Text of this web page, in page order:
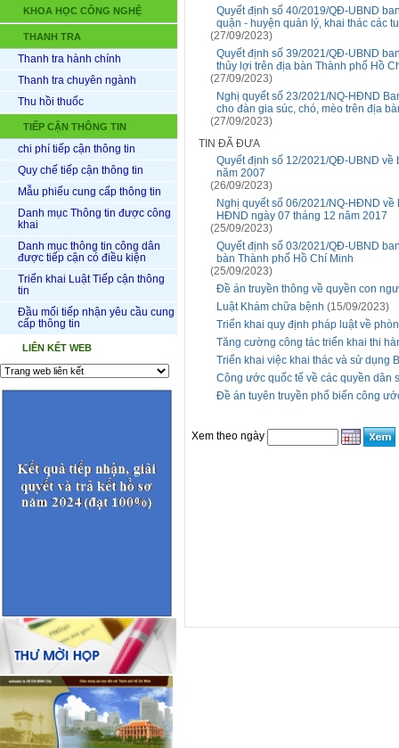
KHOA HỌC CÔNG NGHỆ
THANH TRA
Thanh tra hành chính
Thanh tra chuyên ngành
Thu hồi thuốc
TIẾP CẬN THÔNG TIN
chi phí tiếp cận thông tin
Quy chế tiếp cận thông tin
Mẫu phiếu cung cấp thông tin
Danh mục Thông tin được công
khai
Danh mục thông tin công dân
được tiếp cận có điều kiện
Triển khai Luật Tiếp cận thông
tin
Đầu mối tiếp nhận yêu cầu cung
cấp thông tin
LIÊN KẾT WEB
Quyết định số 40/2019/QĐ-UBND
quận - huyện quản lý, khai thác các
(27/09/2023)
Quyết định số 39/2021/QĐ-UBND
thủy lợi trên địa bàn Thành phố Hồ
(27/09/2023)
Nghị quyết số 23/2021/NQ-HĐND
cho đàn gia súc, chó, mèo trên địa
(27/09/2023)
TIN ĐÃ ĐƯA
Quyết định số 12/2021/QĐ-UBND
năm 2007
(26/09/2023)
Nghị quyết số 06/2021/NQ-HĐND
HĐND ngày 07 tháng 12 năm 2017
(25/09/2023)
Quyết định số 03/2021/QĐ-UBND
bàn Thành phố Hồ Chí Minh
(25/09/2023)
Đề án truyền thông về quyền con
Luật Khám chữa bệnh (15/09/2023)
Triển khai quy định pháp luật về
Tăng cường công tác triển khai thi
Triển khai việc khai thác và sử dụng
Công ước quốc tế về các quyền dân
Đề án tuyên truyền phổ biến công
Xem theo ngày